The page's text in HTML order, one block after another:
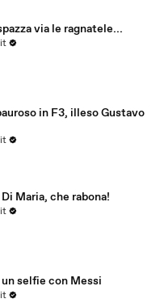
via le ragnatele...
in F3, illeso Gustavo
Maria, che rabona!
selfie con Messi